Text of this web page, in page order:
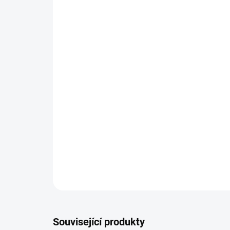
Související produkty